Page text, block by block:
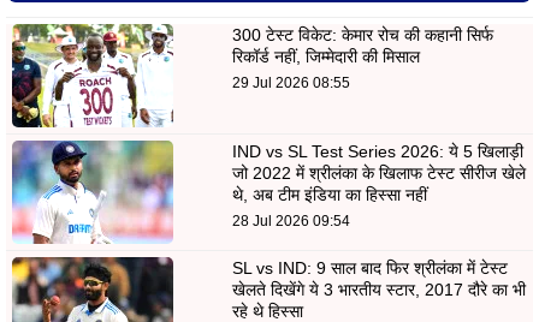
300 टेस्ट विकेट: केमार रोच की कहानी सिर्फ
रिकॉर्ड नहीं, जिम्मेदारी की मिसाल
29 Jul 2026 08:55
IND vs SL Test Series 2026: ये 5 खिलाड़ी
जो 2022 में श्रीलंका के खिलाफ टेस्ट सीरीज खेले
थे, अब टीम इंडिया का हिस्सा नहीं
28 Jul 2026 09:54
SL vs IND: 9 साल बाद फिर श्रीलंका में टेस्ट
खेलते दिखेंगे ये 3 भारतीय स्टार, 2017 दौरे का भी
रहे थे हिस्सा